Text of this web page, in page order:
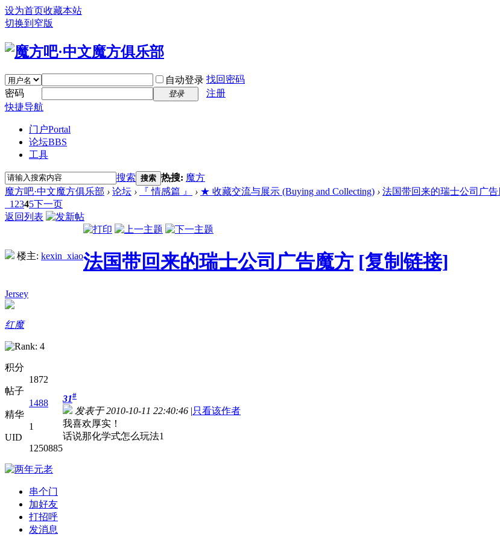
设为首页收藏本站
切换到窄版
自动登录 找回密码
密码
登录
注册
快捷导航
门户Portal
论坛BBS
工具
搜索 搜索 热搜: 魔方
魔方吧·中文魔方俱乐部 › 论坛 › 『 情感篇 』 › ★ 收藏交流与展示 (Buying and Collecting) › 法国带回来的瑞士公司广
1 2345下一页
返回列表
楼主: kexin_xiao法国带回来的瑞士公司广告魔方 [复制链接]
Jersey
红魔
积分
1872
帖子
1488
精华
1
UID
1250885
串个门
加好友
打招呼
发消息
31#
发表于 2010-10-11 22:40:46 |只看该作者
我喜欢厚实！
话说那化学式怎么玩法1